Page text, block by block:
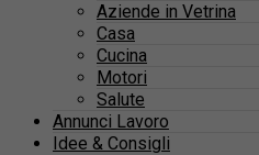
Aziende in Vetrina
Casa
Cucina
Motori
Salute
Annunci Lavoro
Idee & Consigli